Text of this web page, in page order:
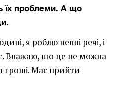
їх проблеми. А що
я роблю певні речі, і
Вважаю, що це не можна
гроші. Має прийти